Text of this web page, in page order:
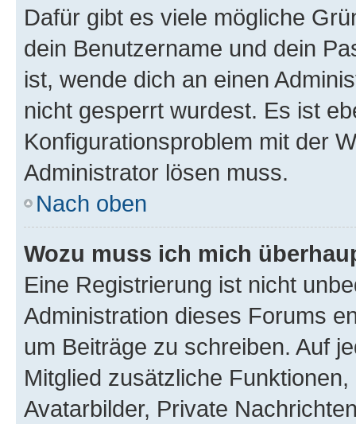
Dafür gibt es viele mögliche
dein Benutzername und dein
ist, wende dich an einen
nicht gesperrt wurdest. Es ist
Konfigurationsproblem mit der
Administrator lösen muss.
Nach oben
Wozu muss ich mich
Eine Registrierung ist nicht
Administration dieses Forums
um Beiträge zu schreiben. Auf
Mitglied zusätzliche
Avatarbilder, Private